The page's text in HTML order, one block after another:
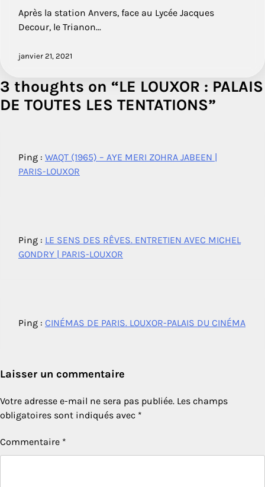
Après la station Anvers, face au Lycée Jacques
Decour, le Trianon...
janvier 21, 2021
3 thoughts on “LE LOUXOR : PALAIS
DE TOUTES LES TENTATIONS”
Ping : WAQT (1965) – AYE MERI ZOHRA JABEEN |
PARIS-LOUXOR
Ping : LE SENS DES RÊVES. ENTRETIEN AVEC MICHEL
GONDRY | PARIS-LOUXOR
Ping : CINÉMAS DE PARIS. LOUXOR-PALAIS DU CINÉMA
Laisser un commentaire
Votre adresse e-mail ne sera pas publiée. Les champs
obligatoires sont indiqués avec *
Commentaire *